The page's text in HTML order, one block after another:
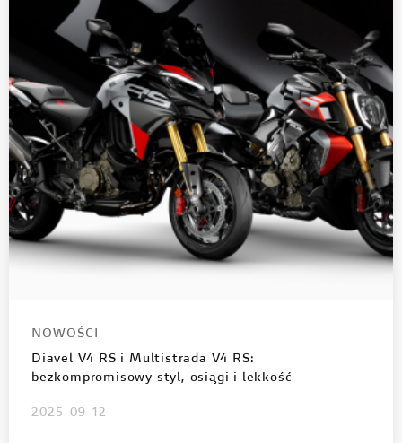
NOWOŚCI
Diavel V4 RS i Multistrada V4 RS:
bezkompromisowy styl, osiągi i lekkość
2025-09-12